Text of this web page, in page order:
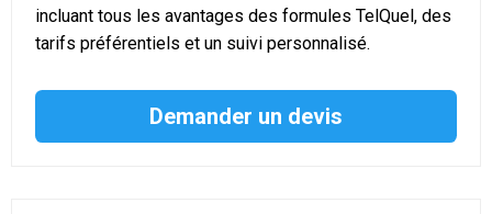
incluant tous les avantages des formules TelQuel, des
tarifs préférentiels et un suivi personnalisé.
Demander un devis